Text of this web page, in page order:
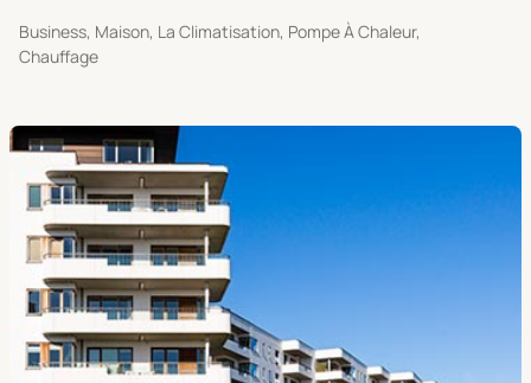
performances et à réduire les coûts énergétiques,
leremplacement de la chaudière par une pompe à
Business, Maison, La Climatisation, Pompe À Chaleur,
Chauffage